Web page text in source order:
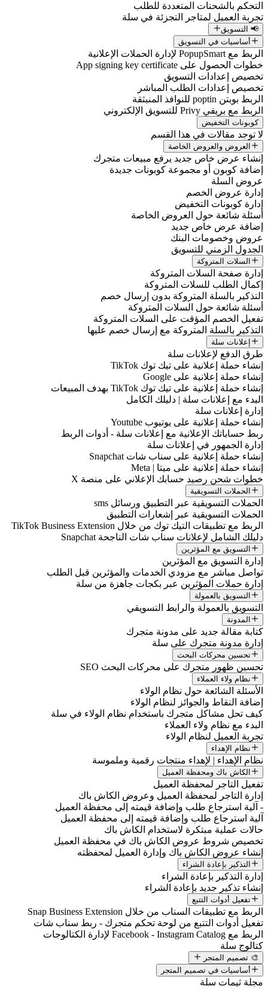
التحكم بالشحنات المتعددة للطلب
تجربة العميل لمتاجر التجزئة في سلة
📢 التسويق
أساسيات في التسويق
الربط مع PopupSmart لإدارة الحملات الإعلانية
خطوات الحصول على App signing key certificate
تخصيص إعدادات التسويق
تخصيص إعدادات الطلب المباشر
الربط بوبتن poptin للنوافذ المنبثقة
الربط مع بريفي Privy للتسويق الإلكتروني
كوبونات التخفيض
لا توجد مقالات في هذا القسم
العروض والعروض الخاصة
إنشاء عرض خاص جديد يرفع مبيعات متجرك
إضافة كوبون أو مجموعة كوبونات جديدة
عروض السلة
إدارة عروض الخصم
إدارة كوبونات التخفيض
أسئلة شائعة حول العروض الخاصة
إضافة عرض خاص جديد
عروض وخصومات البنك
الجدول الزمني للتسويق
السلات المتروكة
إدارة صفحة السلات المتروكة
إكمال الطلب للسلات المتروكة
التذكير بالسلة المتروكة بدون إرسال خصم
أسئلة شائعة حول السلات المتروكة
تفعيل الخصم المؤقت على السلات المتروكة
التذكير بالسلة المتروكة مع إرسال خصم عليها
إعلانات سلة
طرق الدفع لإعلانات سلة
إنشاء حملة إعلانية على تيك توك TikTok
إنشاء حملة إعلانية على Google
إنشاء حملة إعلانية على تيك توك TikTok بهدف المبيعات
البدء مع إعلانات سلة | دليلك الكامل
إدارة إعلانات سلة
إنشاء حملة إعلانية على يوتيوب Youtube
ربط حساباتك الإعلانية مع إعلانات سلة - أدوات الربط
إدارة الجمهور في إعلانات سلة
إنشاء حملة إعلانية على سناب شات Snapchat
إنشاء حملة إعلانية على ميتا | Meta
خطوات شحن رصيد حسابك الإعلاني على منصة X
الحملات التسويقية
الحملات التسويقية عبر التطبيق ورسائل sms
الحملات التسويقية عبر إشعارات التطبيق
الربط مع تطبيقات التيك توك من خلال TikTok Business Extension
دليلك الشامل لإعلانات سناب شات الناجحة Snapchat
التسويق مع المؤثرين
إدارة التسويق مع المؤثرين
تواصل مباشر مع مزودي الخدمات والمؤثرين قبل الطلب
إدارة حملات المؤثرين عبر بكجات جاهزة من سلة
التسويق بالعمولة
التسويق بالعمولة والرابط التسويقي
المدونة
كتابة مقالة جديد على مدونة متجرك
إدارة مدونة متجرك على سلة
تحسين محركات البحث
تحسين ظهور متجرك على محركات البحث SEO
نظام ولاء العملاء
الأسئلة الشائعة حول نظام الولاء
إضافة النقاط والجوائز لنظام الولاء
كيف تحل مشاكل متجرك باستخدام نظام الولاء في سلة
البدء مع نظام ولاء العملاء
تجربة العميل لنظام الولاء
نظام الإهداء
نظام الإهداء | لإهداء منتجات رقمية وملموسة
الكاش باك ومحفظة العميل
تفعيل التاجر لمحفظة العميل
إدارة التاجر لمحفظة العميل وعروض الكاش باك
- آلية استرجاع طلب وإضافة قيمته إلى محفظة العميل
آلية استرجاع طلب وإضافة قيمته إلى محفظة العميل
حالات عملية مبتكرة لاستخدام الكاش باك
تخصيص شروط عروض الكاش باك في محفظة العميل
إنشاء عروض الكاش باك وإدارة العميل لمحفظته
التذكير بإعادة الشراء
إدارة التذكير بإعادة الشراء
إنشاء تذكير جديد بإعادة الشراء
تفعيل أدوات التتبع
الربط مع تطبيقات السناب من خلال Snap Business Extension
تفعيل أدوات التتبع من لوحة تحكم متجرك - ربط سناب شات
الربط مع Facebook - Instagram Catalog لإدارة الكتالوجات
كتالوج سلة
🎨 تصميم المتجر
أساسيات في تصميم المتجر
مجلة ثيمات سلة